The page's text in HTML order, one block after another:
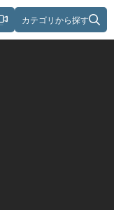
カテゴリから探す